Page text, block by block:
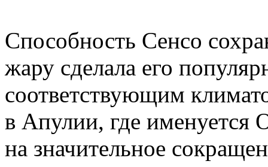
Способность Сенсо
жару сделала его
соответствующим
в Апулии, где именуется
на значительное